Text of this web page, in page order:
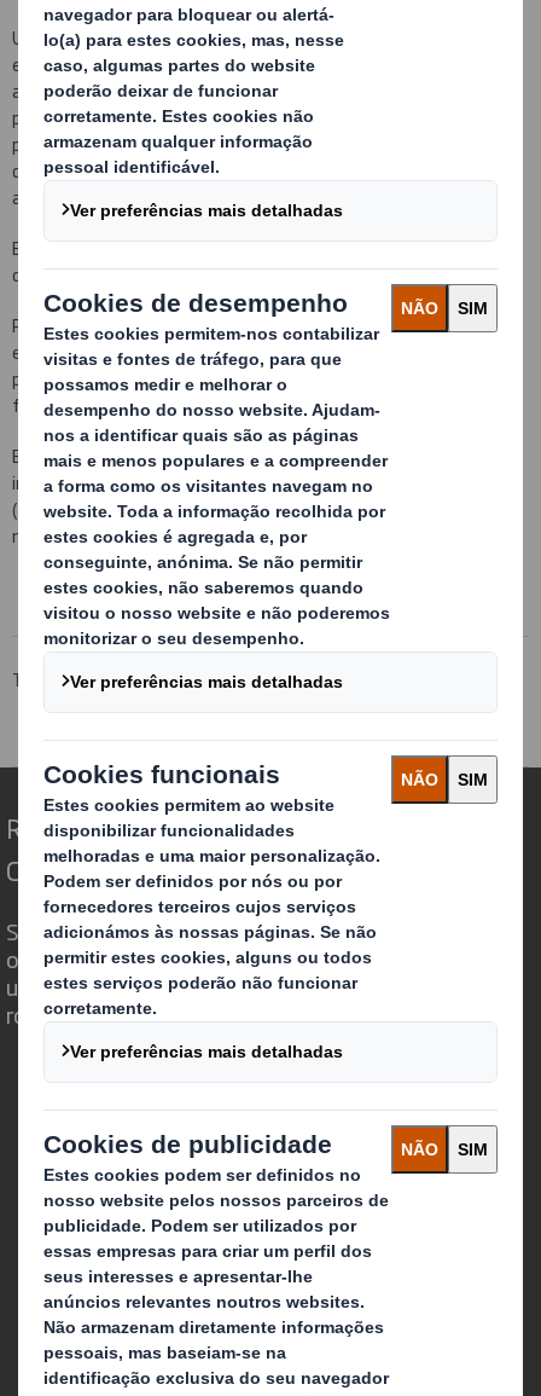
Um trabalho que começa lado a lado, junto ao de nossos
engenheiros especializados em embalagem. Uma vez que eles
analisaram todas as necessidades e a embalagem que melhor
poderá adaptar-se, nossos designers começam a trabalhar em um
protótipo, selecionando materiais e processos de fabricação para
que, posteriormente, seja submetido a previsualizações, testes e
análises, antes de chegar ao desenho final.
E tudo tendo em vista a redução dos seus custos finais, de forma
que a embalagem possa optimizar toda a cadeia de produção.
Para isso dispomos das mais avançadas ferramentas de desenho
em 2D/ 3D e uma infinidade de recursos em CAD e CAM para a
produção de protótipos, tais como plotadora, scâner em 3D,
fresadoras, impressão digital, costurado…
E em colaboração com os principais centros tecnológicos e
institucionais de investigação e desenvolvimento de embalagem
(ITENE, AIDIMA, AIMPLAS) para realizar todas as análises e testes
necessários.
Tecnicarton
Know-how
Redefinindo o Packaging para um Mundo em
Constante Mudança
Somos diferentes porque vemos a
oportunidade do Packaging desempenhar
um poderoso papel no mundo que nos
rodeia.
Quem somos
Sobre DS Smith
Sobre International Paper
Combinação IP + DS Smith
Investidores
Sustentabilidade
Meios de comunicação